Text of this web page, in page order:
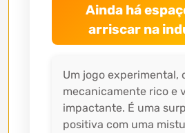
Ainda há
arriscar na
Um jogo experimental,
mecanicamente rico e
impactante. É uma
positiva com uma